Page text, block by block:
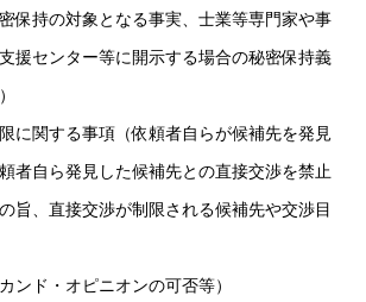
保持の対象となる事実、士業等専門家や事
援センター等に開示する場合の秘密保持義
に関する事項（依頼者自らが候補先を発見
者自ら発見した候補先との直接交渉を禁止
旨、直接交渉が制限される候補先や交渉目
ンド・オピニオンの可否等）